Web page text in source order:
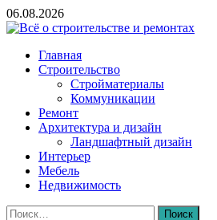
Skip
to
06.08.2026
Всё о строительстве и ремонтах
Главная
Строительство
Стройматериалы
Коммуникации
Ремонт
Архитектура и дизайн
Ландшафтный дизайн
Интерьер
Мебель
Недвижимость
Найти: